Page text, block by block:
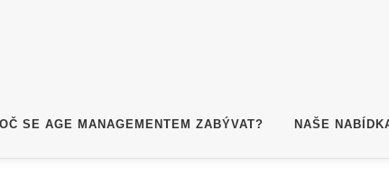
SE AGE MANAGEMENTEM ZABÝVAT? NAŠE